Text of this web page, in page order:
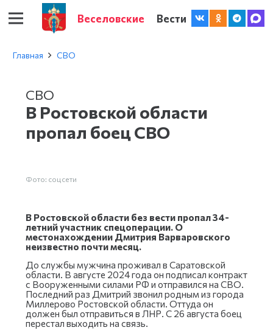
Веселовские Вести
Главная СВО
СВО
В Ростовской области
пропал боец СВО
Фото: соцсети
В Ростовской области без вести пропал 34-
летний участник спецоперации. О
местонахождении Дмитрия Варваровского
неизвестно почти месяц.
До службы мужчина проживал в Саратовской
области. В августе 2024 года он подписал контракт
с Вооруженными силами РФ и отправился на СВО.
Последний раз Дмитрий звонил родным из города
Миллерово Ростовской области. Оттуда он
должен был отправиться в ЛНР. С 26 августа боец
перестал выходить на связь.